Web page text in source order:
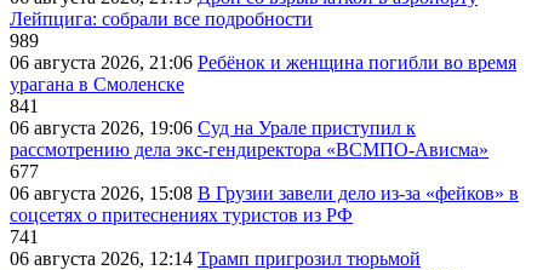
Лейпцига: собрали все подробности
989
06 августа 2026, 21:06 Ребёнок и женщина погибли во время
урагана в Смоленске
841
06 августа 2026, 19:06 Суд на Урале приступил к
рассмотрению дела экс-гендиректора «ВСМПО-Ависма»
677
06 августа 2026, 15:08 В Грузии завели дело из-за «фейков» в
соцсетях о притеснениях туристов из РФ
741
06 августа 2026, 12:14 Трамп пригрозил тюрьмой